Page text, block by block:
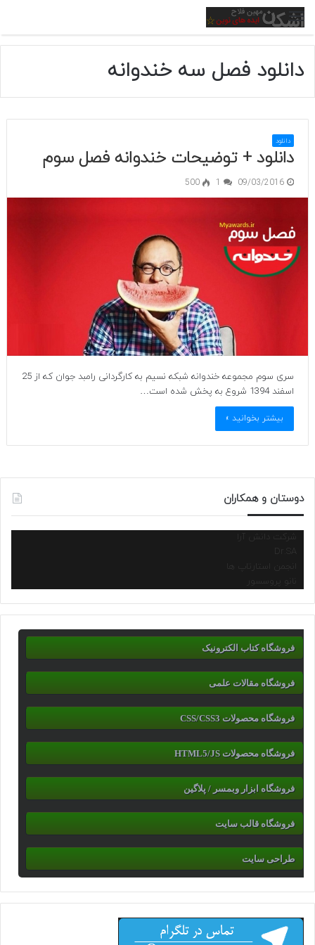
منو
دانلود فصل سه خندوانه
دانلود
دانلود + توضیحات خندوانه فصل سوم
09/03/2016
1
500
سری سوم مجموعه خندوانه شبکه نسیم به کارگردانی رامبد جوان که از 25
اسفند 1394 شروع به پخش شده است…
بیشتر بخوانید »
دوستان و همکاران
شرکت دانش آرا
انجمن استارتاپ ها
نانو پروسسور
فروشگاه کتاب الکترونیک
فروشگاه مقالات علمی
فروشگاه محصولات CSS/CSS3
فروشگاه محصولات HTML5/JS
فروشگاه ابزار وبمسر / پلاگین
فروشگاه قالب سایت
طراحی سایت